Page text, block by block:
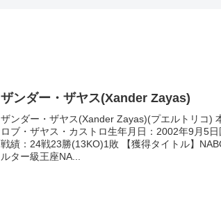
ザンダー・ザヤス(Xander Zayas)
ザンダー・ザヤス(Xander Zayas)(プエルトリコ)
ロブ・ザヤス・カストロ生年月日：2002年9月5
戦績：24戦23勝(13KO)1敗 【獲得タイトル】
ルター級王座NA...